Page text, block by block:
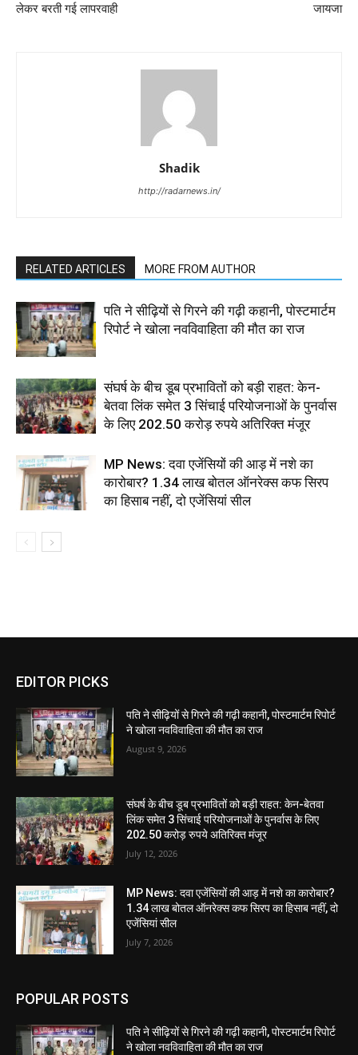
लेकर बरती गई लापरवाही
जायजा
Shadik
http://radarnews.in/
RELATED ARTICLES MORE FROM AUTHOR
पति ने सीढ़ियों से गिरने की गढ़ी कहानी, पोस्टमार्टम
रिपोर्ट ने खोला नवविवाहिता की मौत का राज
संघर्ष के बीच डूब प्रभावितों को बड़ी राहत: केन-
बेतवा लिंक समेत 3 सिंचाई परियोजनाओं के पुनर्वास
के लिए 202.50 करोड़ रुपये अतिरिक्त मंजूर
MP News: दवा एजेंसियों की आड़ में नशे का
कारोबार? 1.34 लाख बोतल ऑनरेक्स कफ सिरप
का हिसाब नहीं, दो एजेंसियां सील
EDITOR PICKS
पति ने सीढ़ियों से गिरने की गढ़ी कहानी, पोस्टमार्टम रिपोर्ट
ने खोला नवविवाहिता की मौत का राज
August 9, 2026
संघर्ष के बीच डूब प्रभावितों को बड़ी राहत: केन-बेतवा
लिंक समेत 3 सिंचाई परियोजनाओं के पुनर्वास के लिए
202.50 करोड़ रुपये अतिरिक्त मंजूर
July 12, 2026
MP News: दवा एजेंसियों की आड़ में नशे का कारोबार?
1.34 लाख बोतल ऑनरेक्स कफ सिरप का हिसाब नहीं, दो
एजेंसियां सील
July 7, 2026
POPULAR POSTS
पति ने सीढ़ियों से गिरने की गढ़ी कहानी, पोस्टमार्टम रिपोर्ट
ने खोला नवविवाहिता की मौत का राज